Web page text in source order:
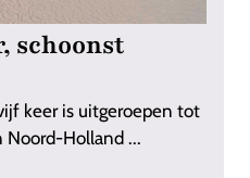
schoonst
keer is uitgeroepen tot
Noord-Holland ...